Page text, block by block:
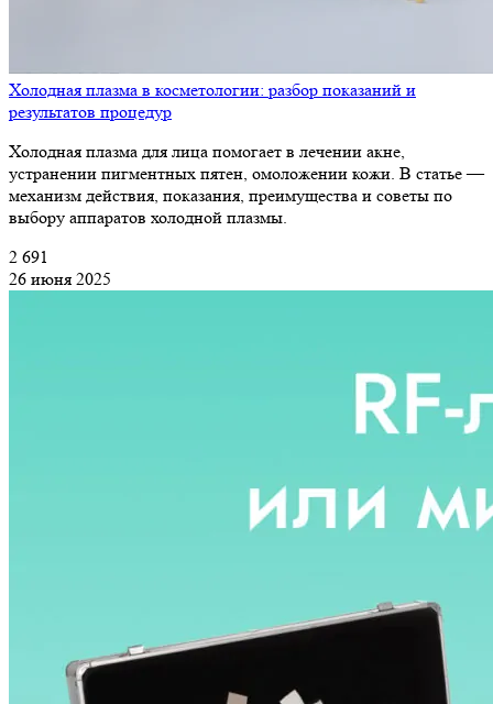
Холодная плазма в косметологии: разбор показаний и
результатов процедур
Холодная плазма для лица помогает в лечении акне,
устранении пигментных пятен, омоложении кожи. В статье —
механизм действия, показания, преимущества и советы по
выбору аппаратов холодной плазмы.
2 691
26 июня 2025